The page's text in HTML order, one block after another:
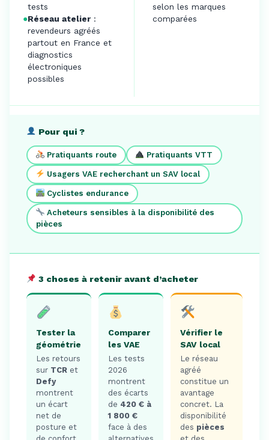
tests
●Réseau atelier :
revendeurs agréés
partout en France et
diagnostics
électroniques
possibles
selon les marques
comparées
Pour qui ?
Pratiquants route Pratiquants VTT
Usagers VAE recherchant un SAV local
Cyclistes endurance
Acheteurs sensibles à la disponibilité des
pièces
3 choses à retenir avant d’acheter
Tester la
géométrie
Les retours
sur TCR et
Defy
montrent
un écart
net de
posture et
Comparer
les VAE
Les tests
2026
montrent
des écarts
de 420 € à
1 800 €
face à des
Vérifier le
SAV local
Le réseau
agréé
constitue un
avantage
concret. La
disponibilité
des pièces